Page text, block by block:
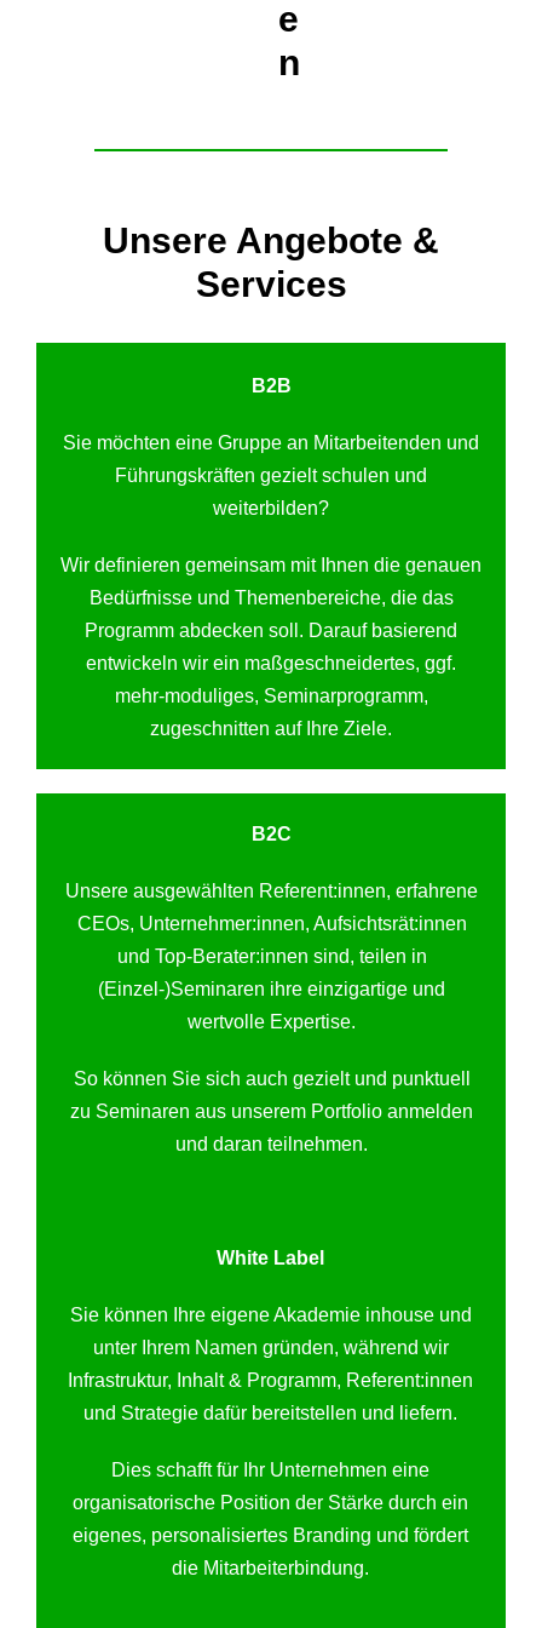
e
n
Unsere Angebote &
Services
B2B
Sie möchten eine Gruppe an Mitarbeitenden und
Führungskräften gezielt schulen und
weiterbilden?
Wir definieren gemeinsam mit Ihnen die genauen
Bedürfnisse und Themenbereiche, die das
Programm abdecken soll. Darauf basierend
entwickeln wir ein maßgeschneidertes, ggf.
mehr-moduliges, Seminarprogramm,
zugeschnitten auf Ihre Ziele.
B2C
Unsere ausgewählten Referent:innen, erfahrene
CEOs, Unternehmer:innen, Aufsichtsrät:innen
und Top-Berater:innen sind, teilen in
(Einzel-)Seminaren ihre einzigartige und
wertvolle Expertise.
So können Sie sich auch gezielt und punktuell
zu Seminaren aus unserem Portfolio anmelden
und daran teilnehmen.
White Label
Sie können Ihre eigene Akademie inhouse und
unter Ihrem Namen gründen, während wir
Infrastruktur, Inhalt & Programm, Referent:innen
und Strategie dafür bereitstellen und liefern.
Dies schafft für Ihr Unternehmen eine
organisatorische Position der Stärke durch ein
eigenes, personalisiertes Branding und fördert
die Mitarbeiterbindung.